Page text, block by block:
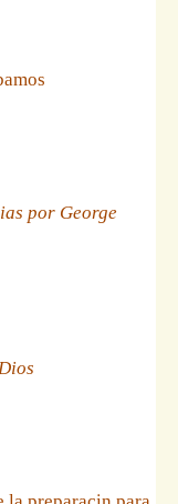
por George